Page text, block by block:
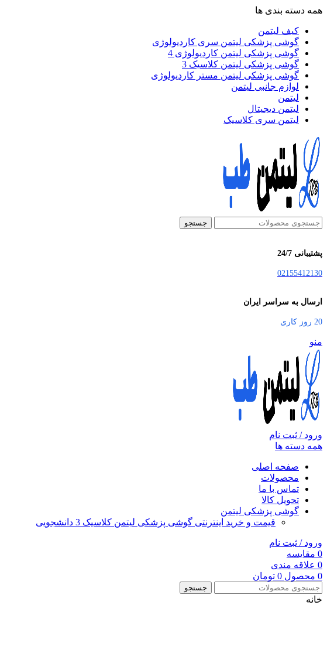
همه دسته بندی ها
کیف لیتمن
گوشی پزشکی لیتمن سری کاردیولوژی
گوشی پزشکی لیتمن کاردیولوژی 4
گوشی پزشکی لیتمن کلاسیک 3
گوشی پزشکی لیتمن مستر کاردیولوژی
لوازم جانبی لیتمن
لیتمن
لیتمن دیجیتال
لیتمن سری کلاسیک
جستجو
پشتیبانی 24/7
02155412130
ارسال به سراسر ایران
20 روز کاری
منو
ورود / ثبت نام
همه دسته ها
صفحه اصلی
محصولات
تماس با ما
تحویل کالا
گوشی پزشکی لیتمن
قیمت و خرید اینترنتی گوشی پزشکی لیتمن کلاسیک 3 دانشجویی
ورود / ثبت نام
0 مقایسه
0 علاقه مندی
0 محصول 0 تومان
جستجو
خانه